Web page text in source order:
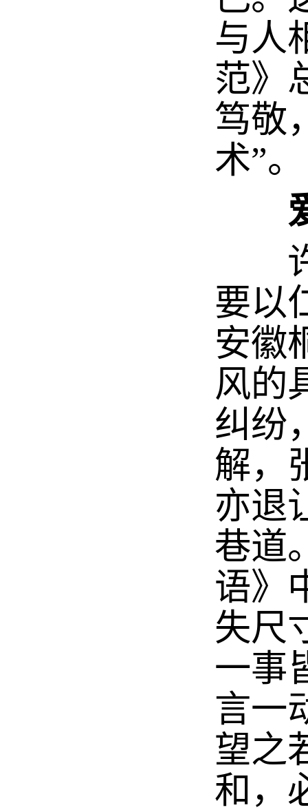
与人
范》
笃敬
术”。
许
要以
安徽
风的
纠纷
解，
亦退
巷道
语》
失尺
一事
言一
望之
和，